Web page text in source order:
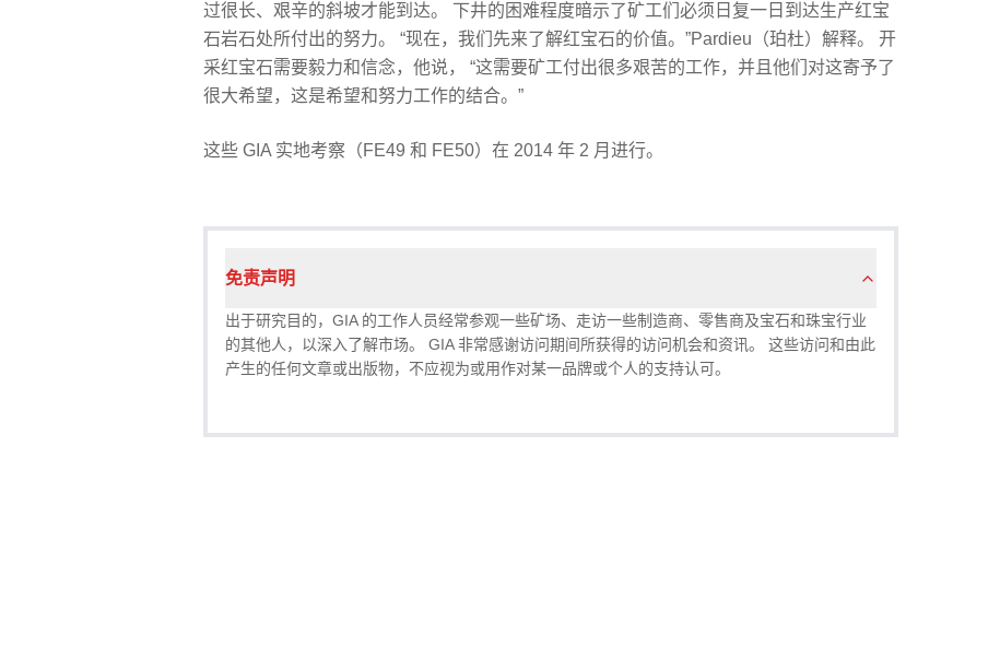
过很长、艰辛的斜坡才能到达。 下井的困难程度暗示了矿工们必须日复一日到达生产红宝
石岩石处所付出的努力。 “现在，我们先来了解红宝石的价值。”Pardieu（珀杜）解释。 开
采红宝石需要毅力和信念，他说， “这需要矿工付出很多艰苦的工作，并且他们对这寄予了
很大希望，这是希望和努力工作的结合。”
这些 GIA 实地考察（FE49 和 FE50）在 2014 年 2 月进行。
免责声明
出于研究目的，GIA 的工作人员经常参观一些矿场、走访一些制造商、零售商及宝石和珠宝行业
的其他人，以深入了解市场。 GIA 非常感谢访问期间所获得的访问机会和资讯。 这些访问和由此
产生的任何文章或出版物，不应视为或用作对某一品牌或个人的支持认可。